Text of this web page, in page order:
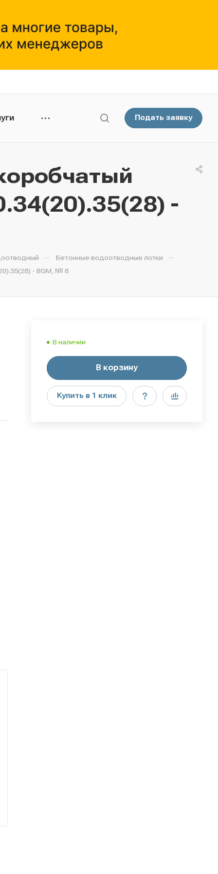
Подать заявку
-
— Бетонные водоотводные лотки —
- BGМ, № 8
В наличии
В корзину
Купить в 1 клик